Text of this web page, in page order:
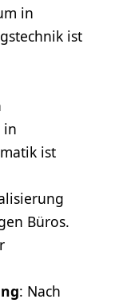
in
ist
in
ist
Büros.
: Nach